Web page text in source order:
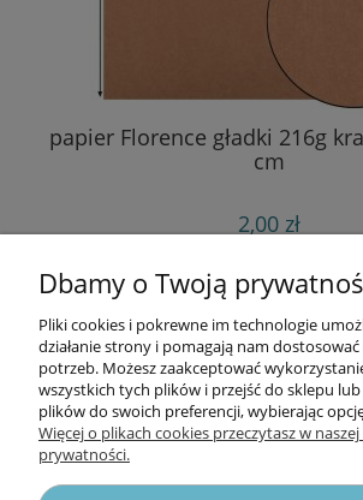
papier Florence gładki 216g
cm
2,00 zł
do koszyka
Informacje
Opłaty i koszty dostawy
Dbamy o Twoją
Pliki cookies i pokrewne im technologie
działanie strony i pomagają nam
potrzeb. Możesz zaakceptować
wszystkich tych plików i przejść do sklepu
plików do swoich preferencji, wybierając
Więcej o plikach cookies przeczytasz w
prywatności.